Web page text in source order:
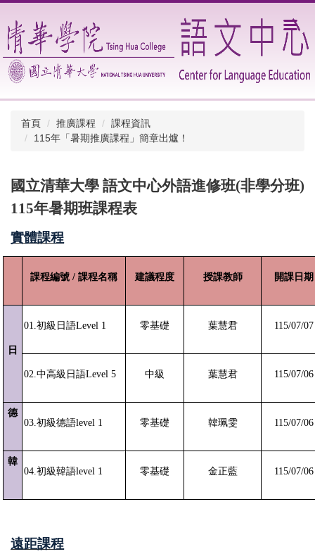
到
主
要
內
容
區
首頁 推廣課程
課程資訊
115年「暑期推廣課程」簡章出爐！
國立清華大學 語文中心外語進修班(非學分班)
115年暑期班課程表
實體課程
課程編號 / 課程名稱 建議程度 授課教師 開課日期
日
01.初級日語Level 1 零基礎 葉慧君 115/07/07
02.中高級日語Level 5 中級 葉慧君 115/07/06
德
03.初級德語level 1 零基礎 韓珮雯 115/07/06
韓
04.初級韓語level 1 零基礎 金正藍 115/07/06
遠距課程